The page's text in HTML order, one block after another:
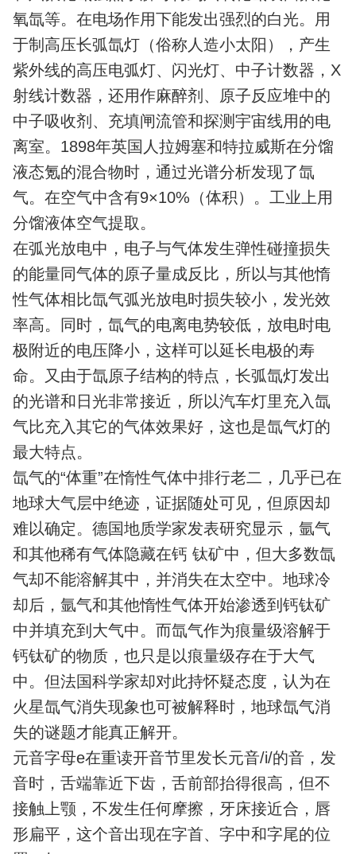
氧氙等。在电场作用下能发出强烈的白光。用
于制高压长弧氙灯（俗称人造小太阳），产生
紫外线的高压电弧灯、闪光灯、中子计数器，X
射线计数器，还用作麻醉剂、原子反应堆中的
中子吸收剂、充填闸流管和探测宇宙线用的电
离室。1898年英国人拉姆塞和特拉威斯在分馏
液态氪的混合物时，通过光谱分析发现了氙
气。在空气中含有9×10%（体积）。工业上用
分馏液体空气提取。
在弧光放电中，电子与气体发生弹性碰撞损失
的能量同气体的原子量成反比，所以与其他惰
性气体相比氙气弧光放电时损失较小，发光效
率高。同时，氙气的电离电势较低，放电时电
极附近的电压降小，这样可以延长电极的寿
命。又由于氙原子结构的特点，长弧氙灯发出
的光谱和日光非常接近，所以汽车灯里充入氙
气比充入其它的气体效果好，这也是氙气灯的
最大特点。
氙气的“体重”在惰性气体中排行老二，几乎已在
地球大气层中绝迹，证据随处可见，但原因却
难以确定。德国地质学家发表研究显示，氩气
和其他稀有气体隐藏在钙 钛矿中，但大多数氙
气却不能溶解其中，并消失在太空中。地球冷
却后，氩气和其他惰性气体开始渗透到钙钛矿
中并填充到大气中。而氙气作为痕量级溶解于
钙钛矿的物质，也只是以痕量级存在于大气
中。但法国科学家却对此持怀疑态度，认为在
火星氙气消失现象也可被解释时，地球氙气消
失的谜题才能真正解开。
元音字母e在重读开音节里发长元音/i/的音，发
音时，舌端靠近下齿，舌前部抬得很高，但不
接触上颚，不发生任何摩擦，牙床接近合，唇
形扁平，这个音出现在字首、字中和字尾的位